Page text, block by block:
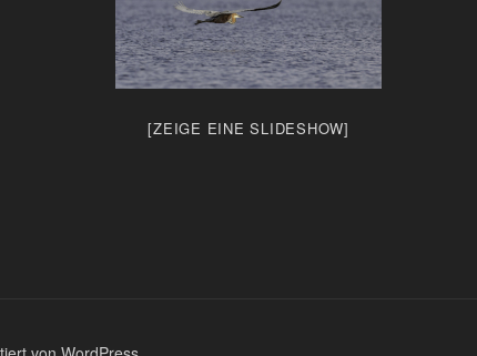
[ZEIGE EINE SLIDESHOW]